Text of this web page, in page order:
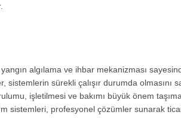
yangın algılama ve ihbar mekanizması
sürekli çalışır durumda olmasını
işletilmesi ve bakımı büyük önem
sistemleri, profesyonel çözümler sunarak